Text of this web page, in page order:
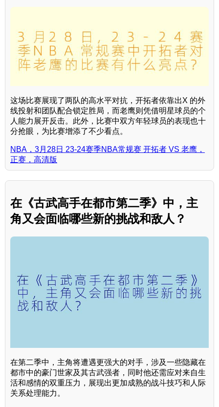
这场比赛展现了两队的高水平对抗，开拓者依靠出X 的外
线投射和团队配合锁定胜局，而老鹰则凭借明星球员的个
人能力展开反击。此外，比赛中双方年轻球员的表现也十
分抢眼，为比赛增添了不少看点。
NBA，3月28日 23-24赛季NBA常规赛 开拓者 VS 老鹰，
正赛，高清版
在《古武高手在都市第二季》中，主
角又会面临哪些新的挑战和敌人？
在第二季中，主角将遭遇更强大的对手，涉及一些隐藏在
都市中的豪门世家及其古武强者，同时他还需应对来自生
活和感情的双重压力，展现出更加成熟的战斗技巧和人际
关系处理能力。